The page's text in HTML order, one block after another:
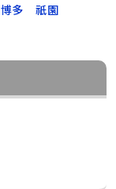
博多
祇園